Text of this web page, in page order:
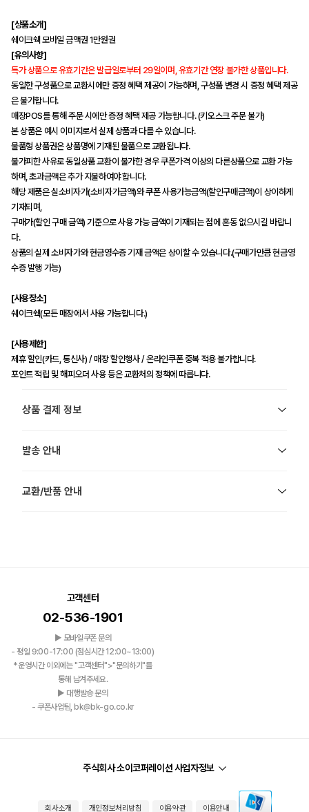
[상품소개]
쉐이크쉑 모바일 금액권 1만원권
[유의사항]
특가 상품으로 유효기간은 발급일로부터 29일이며, 유효기간 연장 불가한 상품입니다.
동일한 구성품으로 교환시에만 증정 혜택 제공이 가능하며, 구성품 변경 시 증정 혜택 제공
은 불가합니다.
매장POS를 통해 주문 시에만 증정 혜택 제공 가능합니다. (키오스크 주문 불가)
본 상품은 예시 이미지로서 실제 상품과 다를 수 있습니다.
물품형 상품권은 상품명에 기재된 물품으로 교환됩니다.
불가피한 사유로 동일상품 교환이 불가한 경우 쿠폰가격 이상의 다른상품으로 교환 가능
하며, 초과금액은 추가 지불하여야 합니다.
해당 제품은 실소비자가(소비자가금액)와 쿠폰 사용가능금액(할인구매금액)이 상이하게
기재되며,
구매가(할인 구매 금액) 기준으로 사용 가능 금액이 기재되는 점에 혼동 없으시길 바랍니
다.
상품의 실제 소비자가와 현금영수증 기재 금액은 상이할 수 있습니다.(구매가만큼 현금영
수증 발행 가능)
[사용장소]
쉐이크쉑(모든 매장에서 사용 가능합니다.)
[사용제한]
제휴 할인(카드, 통신사) / 매장 할인행사 / 온라인쿠폰 중복 적용 불가합니다.
포인트 적립 및 해피오더 사용 등은 교환처의 정책에 따릅니다.
상품 결제 정보
발송 안내
교환/반품 안내
고객센터
02-536-1901
▶ 모바일쿠폰 문의
- 평일 9:00-17:00 (점심시간 12:00~13:00)
*운영시간 이외에는 "고객센터">"문의하기"를
통해 남겨주세요.
▶ 대행발송 문의
- 쿠폰사업팀, bk@bk-go.co.kr
주식회사 소이코퍼레이션 사업자정보
회사소개 개인정보처리방침 이용약관 이용안내